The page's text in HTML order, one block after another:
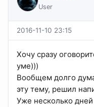
User
2016-11-10 23:15
Хочу сразу
уме)))
Вообщем долго
эту тему, решил
Уже несколько